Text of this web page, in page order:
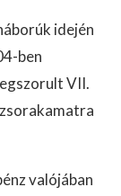
idején
ben
VII.
valójában